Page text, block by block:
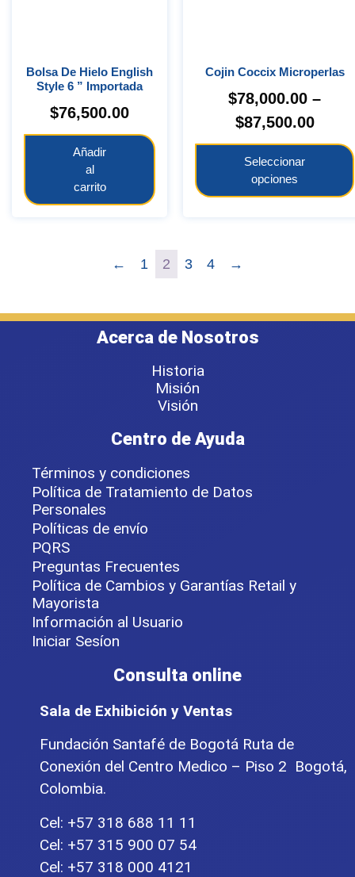
Bolsa De Hielo English
Style 6 ” Importada
$76,500.00
Añadir
al
carrito
Cojin Coccix Microperlas
$78,000.00 –
$87,500.00
Seleccionar
opciones
← 1 2 3 4 →
Acerca de Nosotros
Historia
Misión
Visión
Centro de Ayuda
Términos y condiciones
Política de Tratamiento de Datos
Personales
Políticas de envío
PQRS
Preguntas Frecuentes
Política de Cambios y Garantías Retail y
Mayorista
Información al Usuario
Iniciar Sesíon
Consulta online
Sala de Exhibición y Ventas
Fundación Santafé de Bogotá Ruta de
Conexión del Centro Medico – Piso 2 Bogotá,
Colombia.
Cel: +57 318 688 11 11
Cel: +57 315 900 07 54
Cel: +57 318 000 4121